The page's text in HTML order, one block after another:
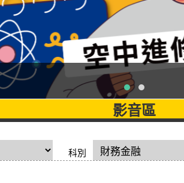
影音區
科別